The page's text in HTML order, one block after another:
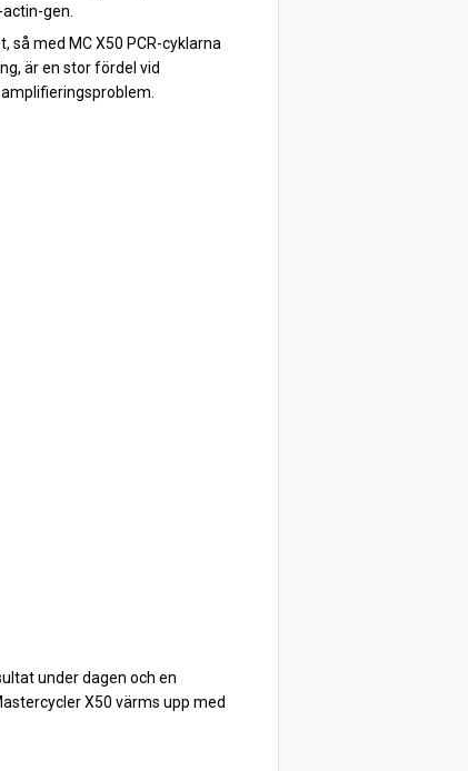
gen.
med MC X50 PCR-cyklarna
är en stor fördel vid
under dagen och en
X50 värms upp med